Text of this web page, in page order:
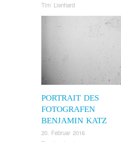
Tim Lienhard
PORTRAIT DES
FOTOGRAFEN
BENJAMIN KATZ
20. Februar 2016